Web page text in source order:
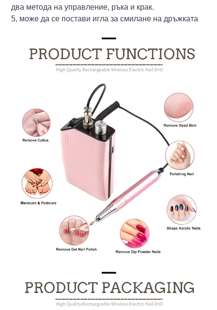
два метода на управление, ръка и крак.
5, може да се постави игла за смилане на дръжката